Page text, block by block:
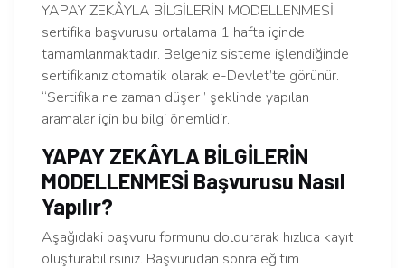
YAPAY ZEKÂYLA BİLGİLERİN MODELLENMESİ
sertifika başvurusu ortalama 1 hafta içinde
tamamlanmaktadır. Belgeniz sisteme işlendiğinde
sertifikanız otomatik olarak e-Devlet’te görünür.
“Sertifika ne zaman düşer” şeklinde yapılan
aramalar için bu bilgi önemlidir.
YAPAY ZEKÂYLA BİLGİLERİN
MODELLENMESİ Başvurusu Nasıl
Yapılır?
Aşağıdaki başvuru formunu doldurarak hızlıca kayıt
oluşturabilirsiniz. Başvurudan sonra eğitim